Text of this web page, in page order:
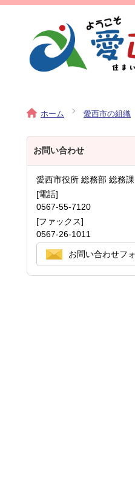
ホーム 愛西市の組織
お問い合わせ
愛西市役所 総務部 総務課
[電話]
0567-55-7120
[ファックス]
0567-26-1011
お問い合わせフ